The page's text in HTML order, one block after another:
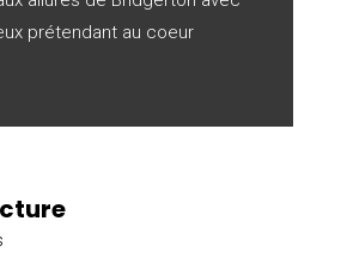
prétendant au coeur